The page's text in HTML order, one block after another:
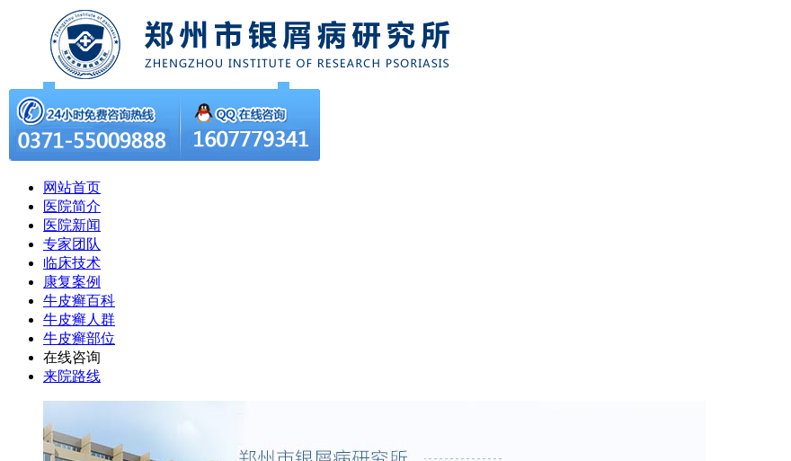
网站首页
医院简介
医院新闻
专家团队
临床技术
康复案例
牛皮癣百科
牛皮癣人群
牛皮癣部位
在线咨询
来院路线